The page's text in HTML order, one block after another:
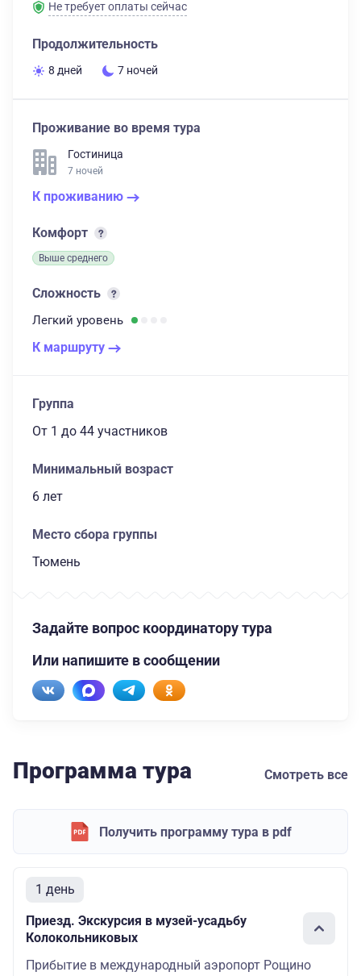
Не требует оплаты сейчас
Продолжительность
8 дней 7 ночей
Проживание во время тура
Гостиница
7 ночей
К проживанию
Комфорт
Выше среднего
Сложность
Легкий уровень
К маршруту
Группа
От 1 до 44 участников
Минимальный возраст
6 лет
Место сбора группы
Тюмень
Задайте вопрос координатору тура
Или напишите в сообщении
Программа тура Смотреть все
Получить программу тура в pdf
1 день
Приезд. Экскурсия в музей-усадьбу
Колокольниковых
Прибытие в международный аэропорт Рощино